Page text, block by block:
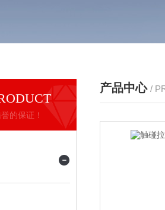
的保证！
产品中心 /